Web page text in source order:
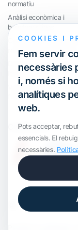
normatiu
Anàlisi econòmica i
benchmarkings
Compliment
reorganització de grups
Defensa davant
litigis
Valoracions i operacions
financeres
Certification
,
COOKIES I
Fem servir
necessàries
i, només si
analítiques
web.
Pots acceptar,
essencials. El
necessàries.